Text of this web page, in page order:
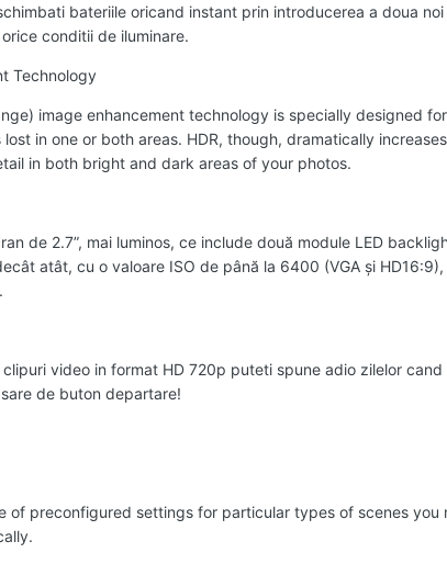
bateriile oricand instant prin introducerea a doua
conditii de iluminare.
Technology
image enhancement technology is specially designed
lost in one or both areas. HDR, though, dramatically
in both bright and dark areas of your photos.
de 2.7”, mai luminos, ce include două module LED
atât, cu o valoare ISO de până la 6400 (VGA şi
video in format HD 720p puteti spune adio zilelor
de buton departare!
of preconfigured settings for particular types of scenes